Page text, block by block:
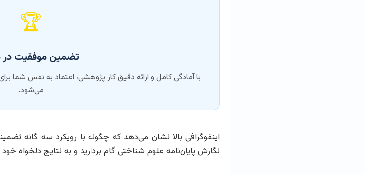
🏆
تضمین موفقیت در
با آمادگی کامل و ارائه دقیق کار پژوهشی، اعتماد به نفس شما
می‌شود.
اینفوگرافی بالا نشان می‌دهد که چگونه با رویکرد سه گانه
نگارش پایان‌نامه علوم شناختی گام بردارید و به نتایج دلخواه